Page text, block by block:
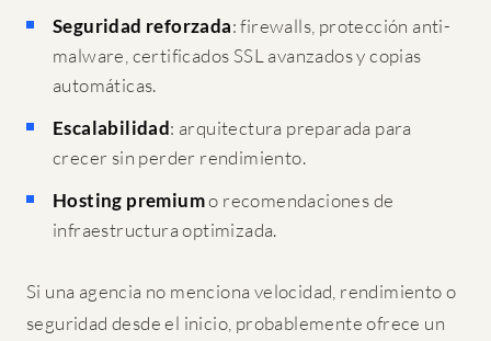
Seguridad reforzada: firewalls, protección anti-
malware, certificados SSL avanzados y copias
automáticas.
Escalabilidad: arquitectura preparada para
crecer sin perder rendimiento.
Hosting premiumo recomendaciones de
infraestructura optimizada.
Si una agencia no menciona velocidad, rendimiento o
seguridad desde el inicio, probablemente ofrece un